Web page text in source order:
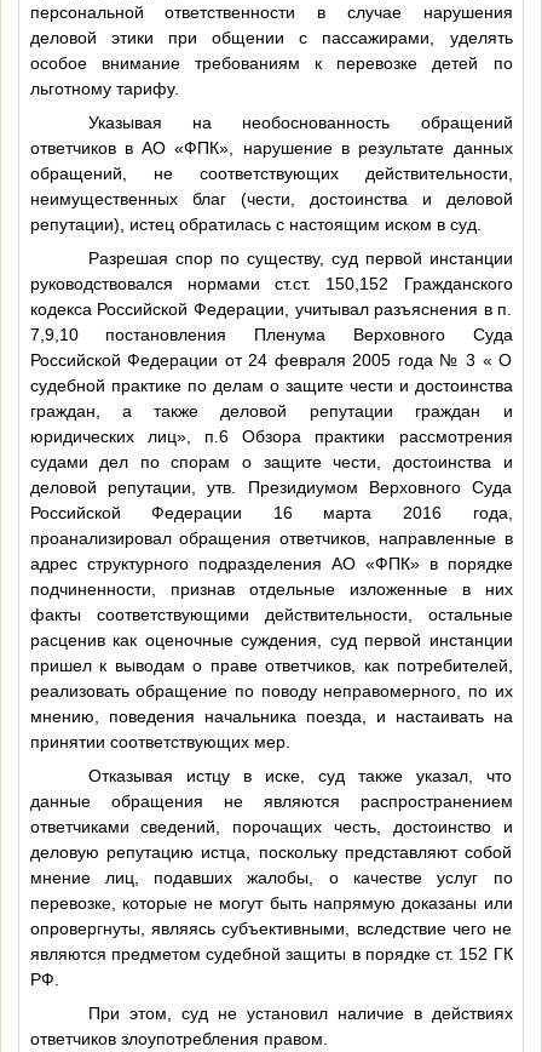
персональной ответственности в случае нарушения
деловой этики при общении с пассажирами, уделять
особое внимание требованиям к перевозке детей по
льготному тарифу.
Указывая на необоснованность обращений
ответчиков в АО «ФПК», нарушение в результате данных
обращений, не соответствующих действительности,
неимущественных благ (чести, достоинства и деловой
репутации), истец обратилась с настоящим иском в суд.
Разрешая спор по существу, суд первой инстанции
руководствовался нормами ст.ст. 150,152 Гражданского
кодекса Российской Федерации, учитывал разъяснения в п.
7,9,10 постановления Пленума Верховного Суда
Российской Федерации от 24 февраля 2005 года № 3 « О
судебной практике по делам о защите чести и достоинства
граждан, а также деловой репутации граждан и
юридических лиц», п.6 Обзора практики рассмотрения
судами дел по спорам о защите чести, достоинства и
деловой репутации, утв. Президиумом Верховного Суда
Российской Федерации 16 марта 2016 года,
проанализировал обращения ответчиков, направленные в
адрес структурного подразделения АО «ФПК» в порядке
подчиненности, признав отдельные изложенные в них
факты соответствующими действительности, остальные
расценив как оценочные суждения, суд первой инстанции
пришел к выводам о праве ответчиков, как потребителей,
реализовать обращение по поводу неправомерного, по их
мнению, поведения начальника поезда, и настаивать на
принятии соответствующих мер.
Отказывая истцу в иске, суд также указал, что
данные обращения не являются распространением
ответчиками сведений, порочащих честь, достоинство и
деловую репутацию истца, поскольку представляют собой
мнение лиц, подавших жалобы, о качестве услуг по
перевозке, которые не могут быть напрямую доказаны или
опровергнуты, являясь субъективными, вследствие чего не
являются предметом судебной защиты в порядке ст. 152 ГК
РФ.
При этом, суд не установил наличие в действиях
ответчиков злоупотребления правом.